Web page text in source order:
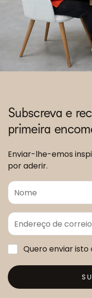
Subscreva e
primeira
Enviar-lhe-emos
por aderir.
Quero enviar